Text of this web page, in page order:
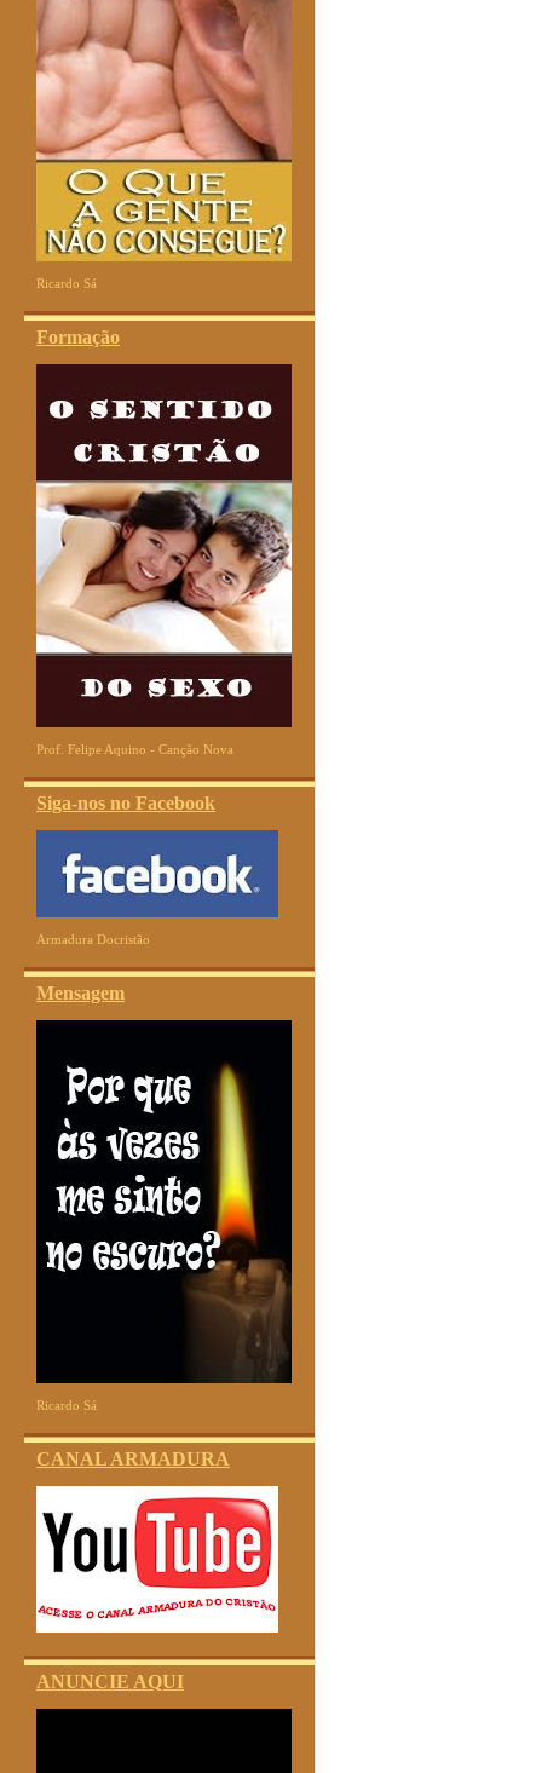
Ricardo Sá
Formação
Prof. Felipe Aquino - Canção Nova
Siga-nos no Facebook
Armadura Docristão
Mensagem
Ricardo Sá
CANAL ARMADURA
ANUNCIE AQUI